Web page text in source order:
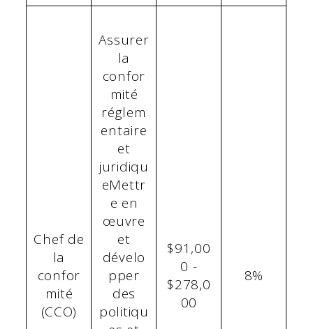
Chef de
la
confor
mité
(CCO)
Assurer
la
confor
mité
réglem
entaire
et
juridiqu
eMettr
e en
œuvre
et
dévelo
pper
des
politiqu
$91,00
0 -
$278,0
00
8%